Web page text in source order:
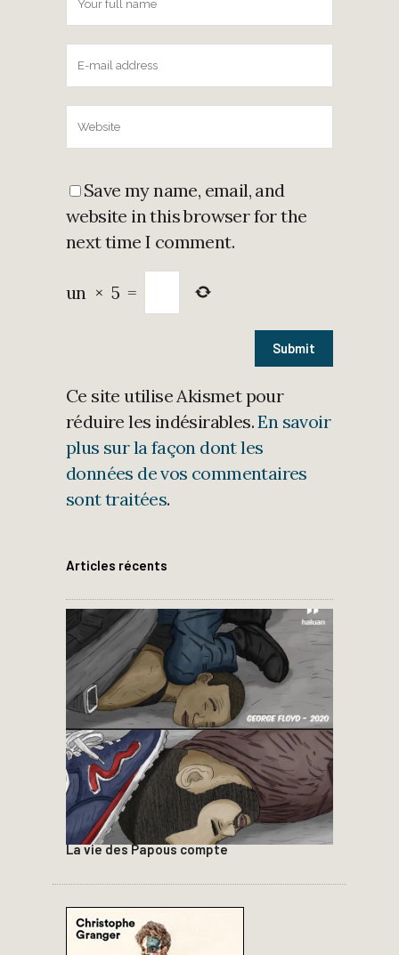
Save my name, email, and
website in this browser for the
next time I comment.
un × 5 =
Ce site utilise Akismet pour
réduire les indésirables.En savoir
plus sur la façon dont les
données de vos commentaires
sont traitées.
Articles récents
La vie des Papous compte